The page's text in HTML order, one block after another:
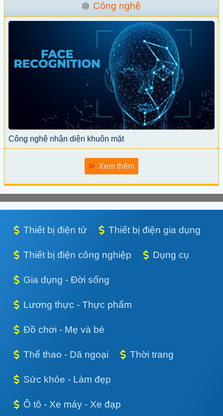
Công nghệ
Công nghệ nhận diện khuôn mặt
Xem thêm
Thiết bị điện tử Thiết bị điện gia dụng
Thiết bị điện công nghiệp Dụng cụ
Gia dụng - Đời sống
Lương thực - Thực phẩm
Đồ chơi - Mẹ và bé
Thể thao - Dã ngoại Thời trang
Sức khỏe - Làm đẹp
Ô tô - Xe máy - Xe đạp